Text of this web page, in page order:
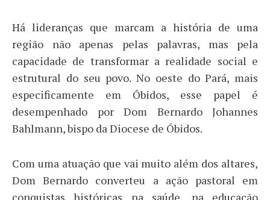
​Há lideranças que marcam a história de uma
região não apenas pelas palavras, mas pela
capacidade de transformar a realidade social e
estrutural do seu povo. No oeste do Pará, mais
especificamente em Óbidos, esse papel é
desempenhado por Dom Bernardo Johannes
Bahlmann, bispo da Diocese de Óbidos.
​Com uma atuação que vai muito além dos altares,
Dom Bernardo converteu a ação pastoral em
conquistas históricas na saúde, na educação